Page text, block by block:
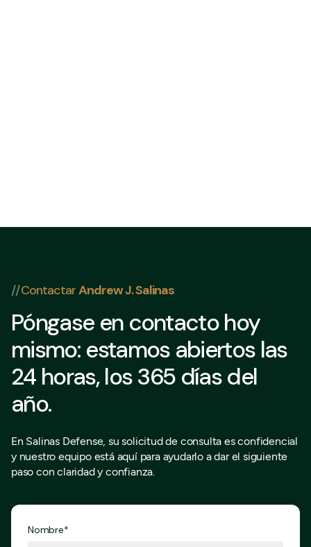
//ContactarAndrew J. Salinas
Póngase en contacto hoy
mismo: estamos abiertos las
24 horas, los 365 días del
año.
En Salinas Defense, su solicitud de consulta es confidencial
y nuestro equipo está aquí para ayudarlo a dar el siguiente
paso con claridad y confianza.
Nombre*